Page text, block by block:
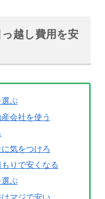
っ越し費用を安
ぶ
会社を使う
気をつけろ
りで安くなる
ぶ
マジで安い